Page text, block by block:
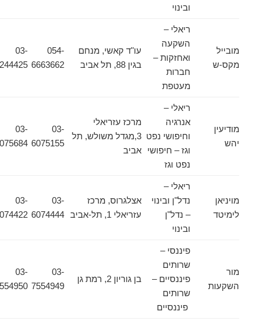
ובינוי
מובייל
מקס-ש
ריאלי –
השקעה
ואחזקות –
חברות
מעטפת
עו"ד קאשי, מנחם
054-
6663662
6244425
מודיעין
ריאלי –
אנרגיה
וחיפושי נפט
וגז – חיפושי
נפט וגז
מרכז עזריאלי
3,מגדל משולש, תל
אביב
6075155
6075684
מויניאן
לימיטד
ריאלי –
נדל"ן ובינוי
– נדל"ן
ובינוי
אצלגרוס, מרכז
עזריאלי 1, תל-אביב
6074444
6074422
השקעות
פיננסי –
שרותים
פיננסיים –
שרותים
פיננסיים
בן גוריון 2, רמת גן
7554949
7554950